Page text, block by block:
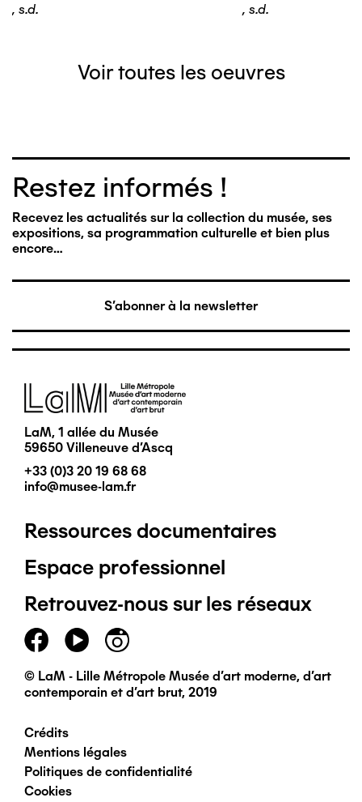
, s.d.
, s.d.
Voir toutes les oeuvres
Restez informés !
Recevez les actualités sur la collection du musée, ses
expositions, sa programmation culturelle et bien plus
encore…
S'abonner à la newsletter
Image
LaM, 1 allée du Musée
59650 Villeneuve d'Ascq
+33 (0)3 20 19 68 68
info@musee-lam.fr
Pied
de
page
principal
Ressources documentaires
Espace professionnel
Retrouvez-nous sur les réseaux
© LaM - Lille Métropole Musée d'art moderne, d'art
contemporain et d'art brut, 2019
Pied
de
Crédits
Mentions légales
Politiques de confidentialité
Cookies